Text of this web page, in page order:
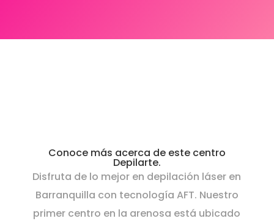
Conoce más acerca de este centro
Depilarte.
Disfruta de lo mejor en depilación láser en
Barranquilla con tecnología AFT. Nuestro
primer centro en la arenosa está ubicado